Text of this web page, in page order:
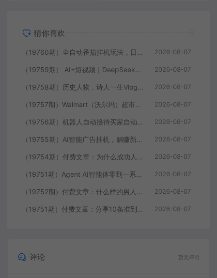
猜你喜欢
（19760期）全自动番茄挂机玩法，日入300+，操作门槛低，一台电脑即可开展 2026-08-07
（19759期） AI+短视频｜DeepSeek即梦豆包小云雀全工具教学，从账号定位到剪映剪辑，零基础也能快速上手做爆款 2026-08-07
（19758期）历史人物，诗人一生Vlog教学， AI制作丨伙伴计划丨精选收益丨商单收徒 ，新领域红利期，抓紧做 2026-08-07
（19757期）Walmart（沃尔玛）超市浏览标注项目，单账号日收益20+ 单电脑日收益可达1000+带分佣机制 2026-08-07
（19756期）机器人自动接待买家自动发货，跟着系统学拼多多虚拟月入1-5万 2026-08-07
（19755期）AI智能广告挂机，躺赚新模式 设备托管运行，解放双手持续变现 2026-08-07
（19754期）付费文章：为什么成功人士的精力都很旺盛？ 2026-08-07
（19751期）Agent AI智能体零到一系统课；零基础也能学会自动化实战，从核心概念到Coze工作流搭建完整覆盖 2026-08-07
（19752期）付费文章：什么样的男人最让女人无法抵抗？ 2026-08-07
（19751期）付费文章：分享10条准到可怕的识人术术，希望能帮到大家。 2026-08-07
评论 暂无评论